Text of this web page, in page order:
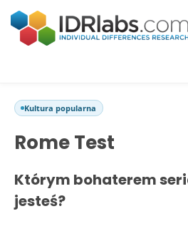
Kultura popularna
Rome Test
Którym bohaterem
jesteś?